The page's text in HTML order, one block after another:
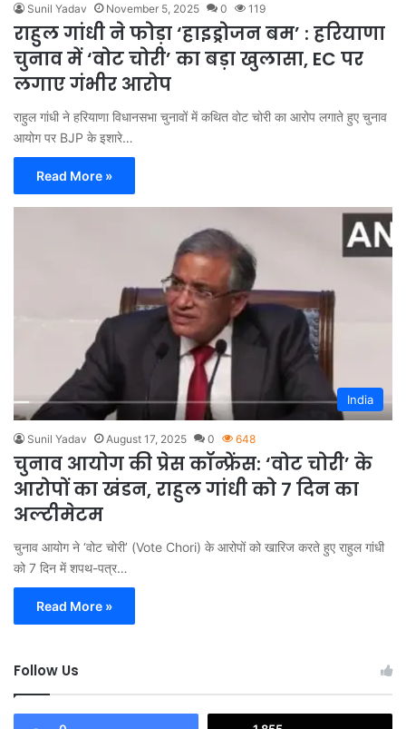
Sunil Yadav November 5, 2025 0 119
राहुल गांधी ने फोड़ा ‘हाइड्रोजन बम’ : हरियाणा
चुनाव में ‘वोट चोरी’ का बड़ा खुलासा, EC पर
लगाए गंभीर आरोप
राहुल गांधी ने हरियाणा विधानसभा चुनावों में कथित वोट चोरी का आरोप लगाते हुए चुनाव
आयोग पर BJP के इशारे…
Read More »
India
Sunil Yadav August 17, 2025 0 648
चुनाव आयोग की प्रेस कॉन्फ्रेंस: ‘वोट चोरी’ के
आरोपों का खंडन, राहुल गांधी को 7 दिन का
अल्टीमेटम
चुनाव आयोग ने ‘वोट चोरी’ (Vote Chori) के आरोपों को खारिज करते हुए राहुल गांधी
को 7 दिन में शपथ-पत्र…
Read More »
Follow Us